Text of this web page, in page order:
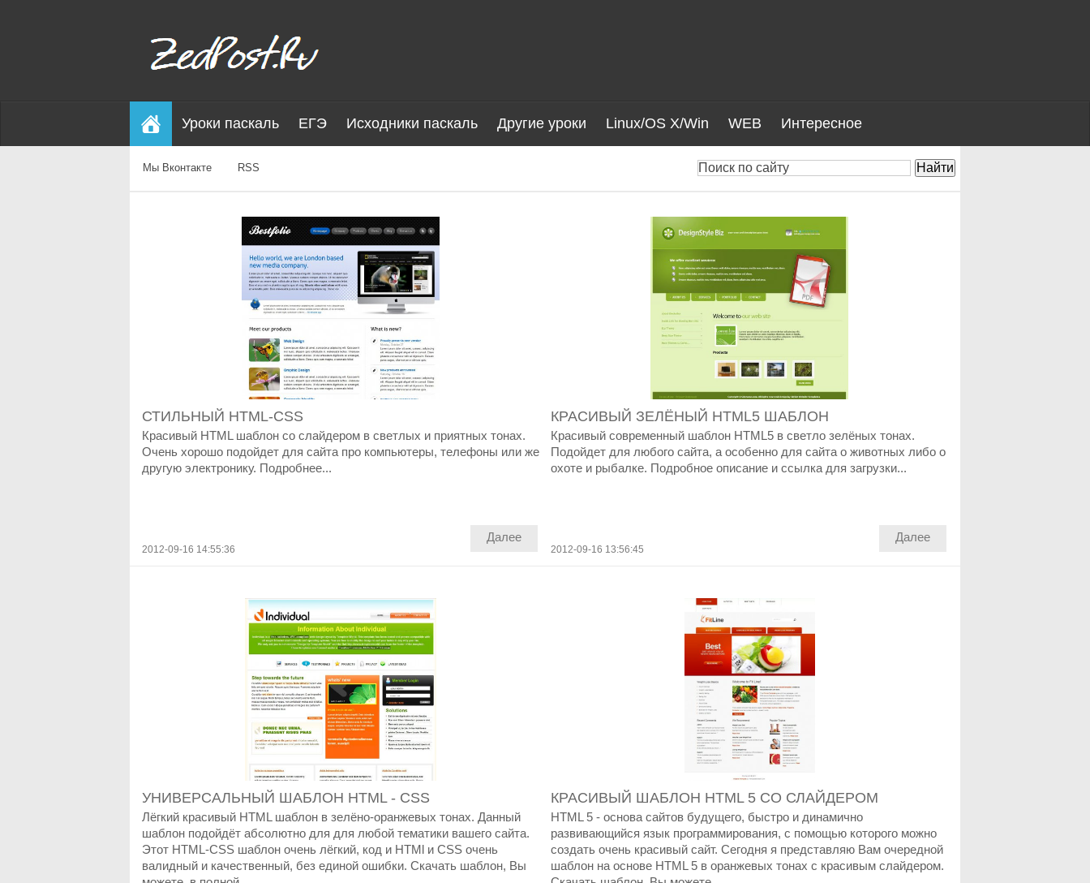
Уроки паскаль ЕГЭ Исходники паскаль Другие уроки Linux/OS X/Win WEB Интересное
Мы Вконтакте RSS
СТИЛЬНЫЙ HTML-CSS
Красивый HTML шаблон со слайдером в светлых и приятных тонах.
Очень хорошо подойдет для сайта про компьютеры, телефоны или же
другую электронику. Подробнее...
2012-09-16 14:55:36
Далее
КРАСИВЫЙ ЗЕЛЁНЫЙ HTML5 ШАБЛОН
Красивый современный шаблон HTML5 в светло зелёных тонах.
Подойдет для любого сайта, а особенно для сайта о животных либо о
охоте и рыбалке. Подробное описание и ссылка для загрузки...
2012-09-16 13:56:45
Далее
УНИВЕРСАЛЬНЫЙ ШАБЛОН HTML - CSS
Лёгкий красивый HTML шаблон в зелёно-оранжевых тонах. Данный
шаблон подойдёт абсолютно для для любой тематики вашего сайта.
Этот HTML-CSS шаблон очень лёгкий, код и HTMl и CSS очень
валидный и качественный, без единой ошибки. Скачать шаблон, Вы
КРАСИВЫЙ ШАБЛОН HTML 5 СО СЛАЙДЕРОМ
HTML 5 - основа сайтов будущего, быстро и динамично
развивающийся язык программирования, с помощью которого можно
создать очень красивый сайт. Сегодня я представляю Вам очередной
шаблон на основе HTML 5 в оранжевых тонах с красивым слайдером.